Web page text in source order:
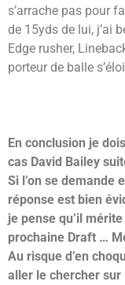
s’arrache pas pour
de 15yds de lui, j’ai
Edge rusher,
porteur de balle
En conclusion je
cas David Bailey
Si l’on se demande
réponse est bien
je pense qu’il
prochaine Draft …
Au risque d’en
aller le chercher sur